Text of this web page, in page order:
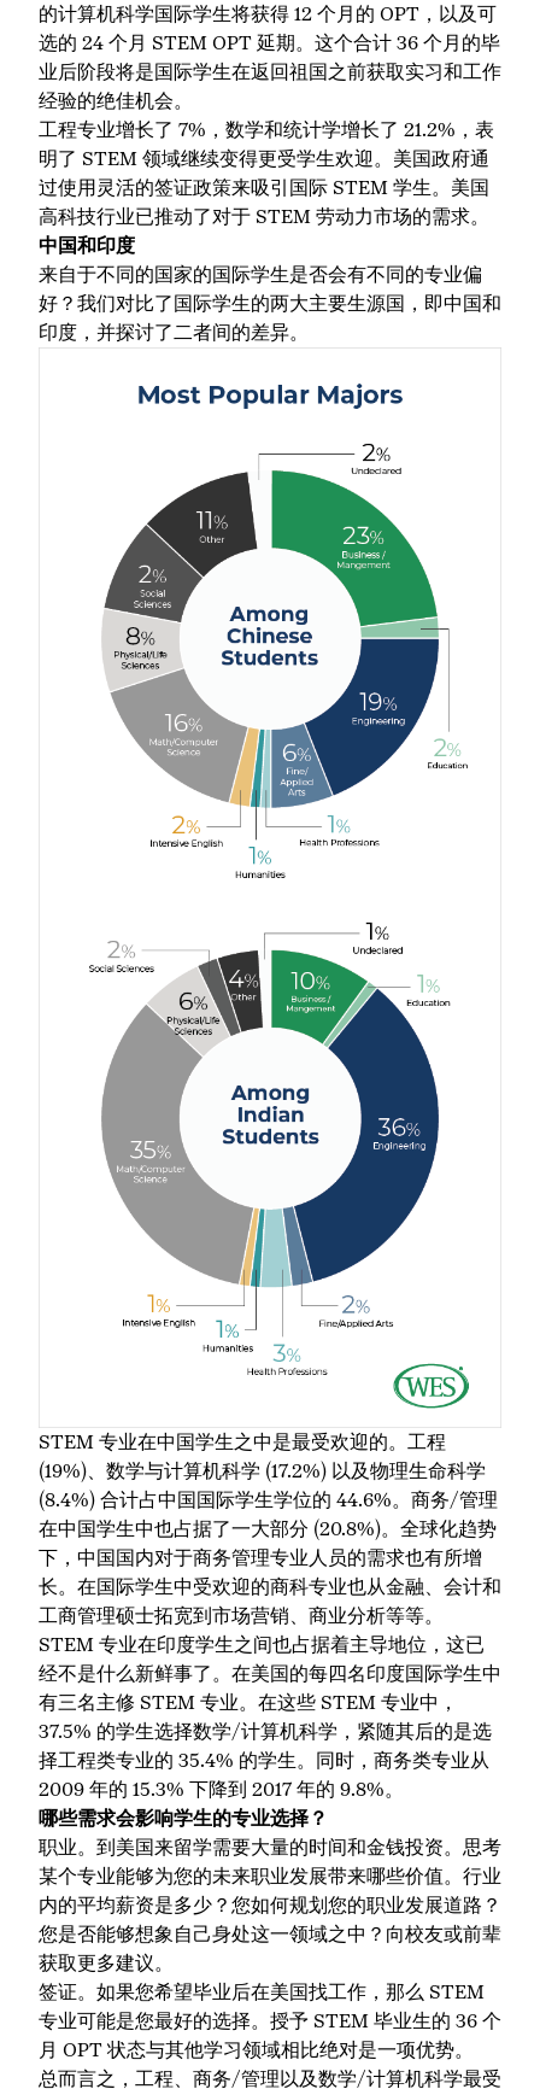
的计算机科学国际学生将获得 12 个月的 OPT，以及可
选的 24 个月 STEM OPT 延期。这个合计 36 个月的毕
业后阶段将是国际学生在返回祖国之前获取实习和工作
经验的绝佳机会。
工程专业增长了 7%，数学和统计学增长了 21.2%，表
明了 STEM 领域继续变得更受学生欢迎。美国政府通
过使用灵活的签证政策来吸引国际 STEM 学生。美国
高科技行业已推动了对于 STEM 劳动力市场的需求。
中国和印度
来自于不同的国家的国际学生是否会有不同的专业偏
好？我们对比了国际学生的两大主要生源国，即中国和
印度，并探讨了二者间的差异。
STEM 专业在中国学生之中是最受欢迎的。工程
(19%)、数学与计算机科学 (17.2%) 以及物理生命科学
(8.4%) 合计占中国国际学生学位的 44.6%。商务/管理
在中国学生中也占据了一大部分 (20.8%)。全球化趋势
下，中国国内对于商务管理专业人员的需求也有所增
长。在国际学生中受欢迎的商科专业也从金融、会计和
工商管理硕士拓宽到市场营销、商业分析等等。
STEM 专业在印度学生之间也占据着主导地位，这已
经不是什么新鲜事了。在美国的每四名印度国际学生中
有三名主修 STEM 专业。在这些 STEM 专业中，
37.5% 的学生选择数学/计算机科学，紧随其后的是选
择工程类专业的 35.4% 的学生。同时，商务类专业从
2009 年的 15.3% 下降到 2017 年的 9.8%。
哪些需求会影响学生的专业选择？
职业。到美国来留学需要大量的时间和金钱投资。思考
某个专业能够为您的未来职业发展带来哪些价值。行业
内的平均薪资是多少？您如何规划您的职业发展道路？
您是否能够想象自己身处这一领域之中？向校友或前辈
获取更多建议。
签证。如果您希望毕业后在美国找工作，那么 STEM
专业可能是您最好的选择。授予 STEM 毕业生的 36 个
月 OPT 状态与其他学习领域相比绝对是一项优势。
总而言之，工程、商务/管理以及数学/计算机科学最受